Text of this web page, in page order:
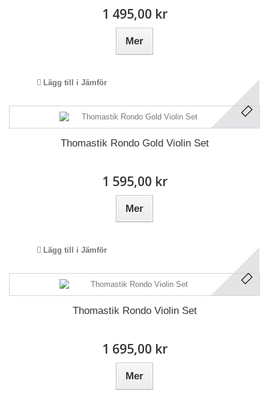
1 495,00 kr
Mer
Lägg till i Jämför
Thomastik Rondo Gold Violin Set
1 595,00 kr
Mer
Lägg till i Jämför
Thomastik Rondo Violin Set
1 695,00 kr
Mer